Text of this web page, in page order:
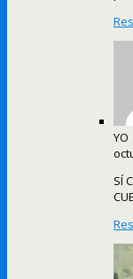
YO
SÍ